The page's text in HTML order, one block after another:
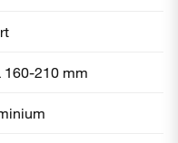
160-210 mm